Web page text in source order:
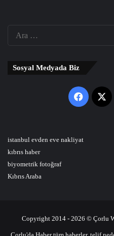
Sosyal Medyada Biz
X
istanbul evden eve nakliyat
kıbrıs haber
biyometrik fotoğraf
Kıbrıs Araba
Copyright 2014 - 2026 © Çorlu